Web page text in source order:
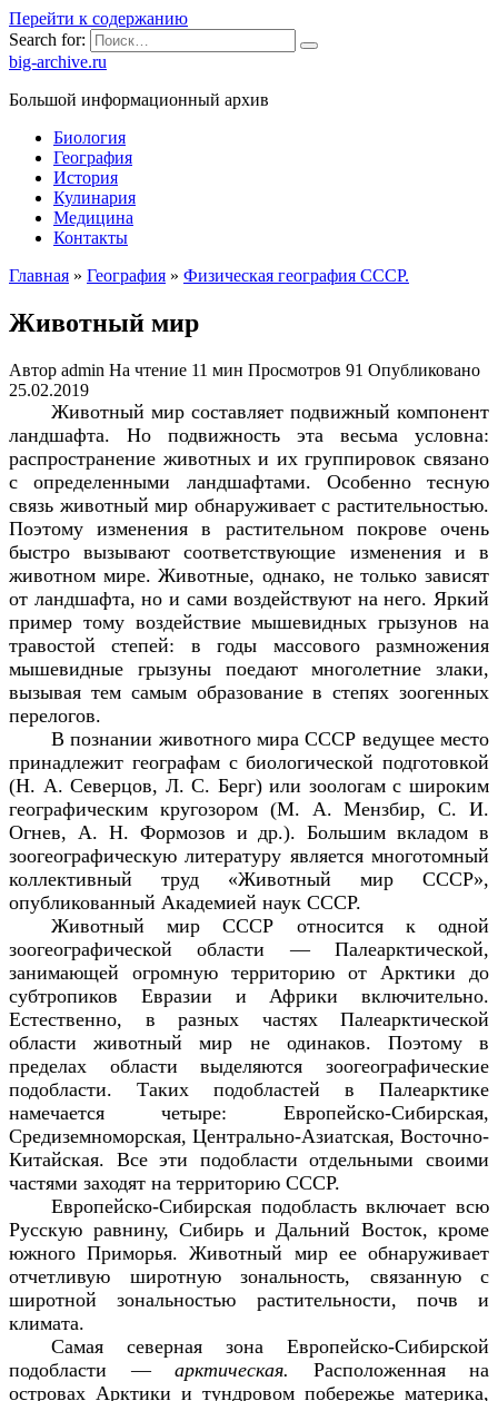
Перейти к содержанию
Search for:
big-archive.ru
Большой информационный архив
Биология
География
История
Кулинария
Медицина
Контакты
Главная » География » Физическая география СССР.
Животный мир
Автор admin На чтение 11 мин Просмотров 91 Опубликовано
25.02.2019
Животный мир составляет подвижный компонент
ландшафта. Но подвижность эта весьма условна:
распространение животных и их группировок связано
с определенными ландшафтами. Особенно тесную
связь животный мир обнаруживает с растительностью.
Поэтому изменения в растительном покрове очень
быстро вызывают соответствующие изменения и в
животном мире. Животные, однако, не только зависят
от ландшафта, но и сами воздействуют на него. Яркий
пример тому воздействие мышевидных грызунов на
травостой степей: в годы массового размножения
мышевидные грызуны поедают многолетние злаки,
вызывая тем самым образование в степях зоогенных
перелогов.
В познании животного мира СССР ведущее место
принадлежит географам с биологической подготовкой
(Н. А. Северцов, Л. С. Берг) или зоологам с широким
географическим кругозором (М. А. Мензбир, С. И.
Огнев, А. Н. Формозов и др.). Большим вкладом в
зоогеографическую литературу является многотомный
коллективный труд «Животный мир СССР»,
опубликованный Академией наук СССР.
Животный мир СССР относится к одной
зоогеографической области — Палеарктической,
занимающей огромную территорию от Арктики до
субтропиков Евразии и Африки включительно.
Естественно, в разных частях Палеарктической
области животный мир не одинаков. Поэтому в
пределах области выделяются зоогеографические
подобласти. Таких подобластей в Палеарктике
намечается четыре: Европейско-Сибирская,
Средиземноморская, Центрально-Азиатская, Восточно-
Китайская. Все эти подобласти отдельными своими
частями заходят на территорию СССР.
Европейско-Сибирская подобласть включает всю
Русскую равнину, Сибирь и Дальний Восток, кроме
южного Приморья. Животный мир ее обнаруживает
отчетливую широтную зональность, связанную с
широтной зональностью растительности, почв и
климата.
Самая северная зона Европейско-Сибирской
подобласти — арктическая. Расположенная на
островах Арктики и тундровом побережье материка,